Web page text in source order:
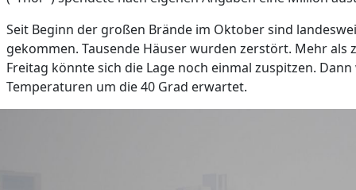
Seit Beginn der großen Brände im Oktober sind
gekommen. Tausende Häuser wurden zerstört. Mehr
Freitag könnte sich die Lage noch einmal zuspitzen.
Temperaturen um die 40 Grad erwartet.